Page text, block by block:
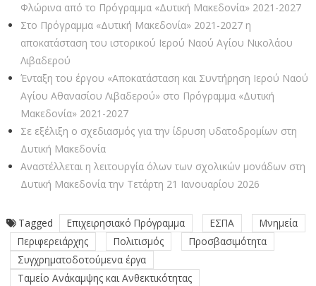
Φλώρινα από το Πρόγραμμα «Δυτική Μακεδονία» 2021-2027
Στο Πρόγραμμα «Δυτική Μακεδονία» 2021-2027 η
αποκατάσταση του ιστορικού Ιερού Ναού Αγίου Νικολάου
Λιβαδερού
Ένταξη του έργου «Αποκατάσταση και Συντήρηση Ιερού Ναού
Αγίου Αθανασίου Λιβαδερού» στο Πρόγραμμα «Δυτική
Μακεδονία» 2021-2027
Σε εξέλιξη ο σχεδιασμός για την ίδρυση υδατοδρομίων στη
Δυτική Μακεδονία
Αναστέλλεται η λειτουργία όλων των σχολικών μονάδων στη
Δυτική Μακεδονία την Τετάρτη 21 Ιανουαρίου 2026
Tagged Επιχειρησιακό Πρόγραμμα ΕΣΠΑ
Μνημεία
Περιφερειάρχης
Πολιτισμός
Προσβασιμότητα
Συγχρηματοδοτούμενα έργα
Ταμείο Ανάκαμψης και Ανθεκτικότητας